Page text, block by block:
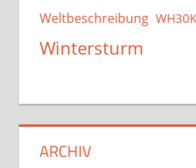
Weltbeschreibung WH30K
Wintersturm
ARCHIV